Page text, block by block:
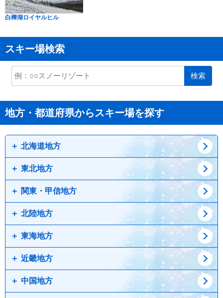
白樺湖ロイヤルヒル
スキー場検索
検索
地方・都道府県からスキー場を探す
北海道地方
道北
道央
東北地方
青森県
宮城県
山形県
関東・甲信地方
栃木県
山梨県
北陸地方
新潟県
石川県
東海地方
愛知県
静岡県
近畿地方
兵庫県中国地方